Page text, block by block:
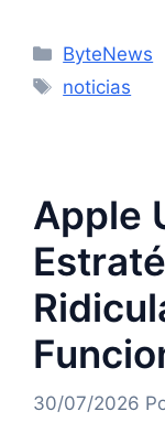
Categorias
ByteNews
Tags
noticias
Apple
30/07/2026